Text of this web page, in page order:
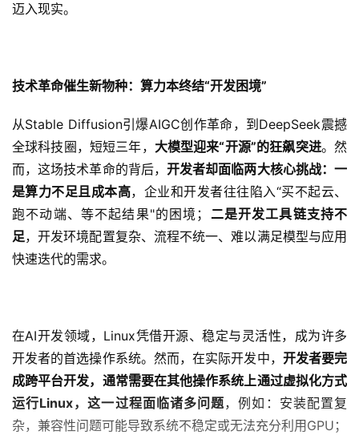
迈入现实。
技术革命催生新物种：算力本终结“开发困境”
从Stable Diffusion引爆AIGC创作革命，到DeepSeek震撼
全球科技圈，短短三年， 大模型迎来“开源”的狂飙突进。然
而，这场技术革命的背后， 开发者却面临两大核心挑战：一
是算力不足且成本高，企业和开发者往往陷入“买不起云、
跑不动端、等不起结果"的困境；
二是开发工具链支持不
足，开发环境配置复杂、流程不统一、难以满足模型与应用
快速迭代的需求。
在AI开发领域，Linux凭借开源、稳定与灵活性，成为许多
开发者的首选操作系统。然而，在实际开发中， 开发者要完
成跨平台开发， 通常需要在其他操作系统上通过虚拟化方式
运行Linux，这一过程面临诸多问题，例如：安装配置复
杂，兼容性问题可能导致系统不稳定或无法充分利用GPU；